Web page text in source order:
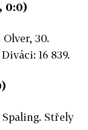
0:0)
30.
16 839.
Spaling. Střely